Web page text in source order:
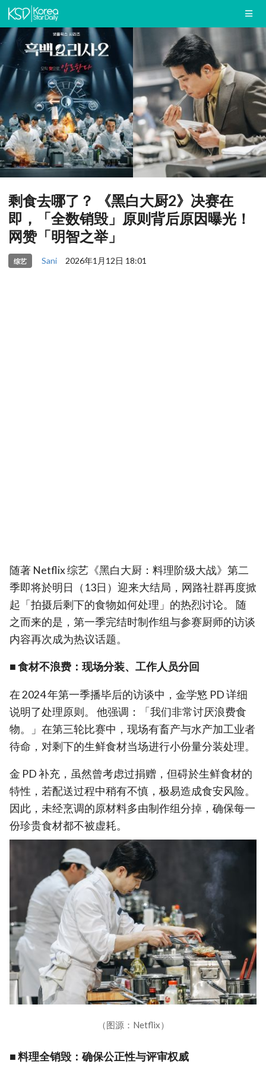
剩食去哪了？ 《黑白大厨2》决赛在
即，「全数销毁」原则背后原因曝光！
网赞「明智之举」
综艺 Sani 2026年1月12日 18:01
随著 Netflix 综艺《黑白大厨：料理阶级大战》第二
季即将於明日（13日）迎来大结局，网路社群再度掀
起「拍摄后剩下的食物如何处理」的热烈讨论。 随
之而来的是，第一季完结时制作组与参赛厨师的访谈
内容再次成为热议话题。
■ 食材不浪费：现场分装、工作人员分回
在 2024 年第一季播毕后的访谈中，金学慜 PD 详细
说明了处理原则。 他强调：「我们非常讨厌浪费食
物。」在第三轮比赛中，现场有畜产与水产加工业者
待命，对剩下的生鲜食材当场进行小份量分装处理。
金 PD 补充，虽然曾考虑过捐赠，但碍於生鲜食材的
特性，若配送过程中稍有不慎，极易造成食安风险。
因此，未经烹调的原材料多由制作组分掉，确保每一
份珍贵食材都不被虚耗。
（图源：Netflix）
■ 料理全销毁：确保公正性与评审权威